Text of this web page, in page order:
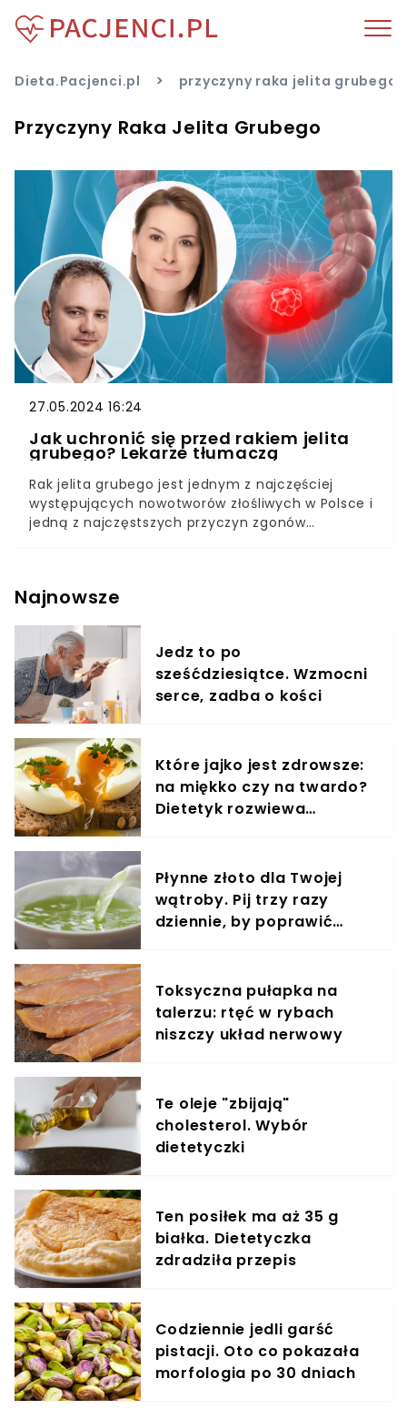
Dieta.Pacjenci.pl > przyczyny raka jelita grubego
Przyczyny Raka Jelita Grubego
27.05.2024 16:24
Jak uchronić się przed rakiem jelita
grubego? Lekarze tłumaczą
Rak jelita grubego jest jednym z najczęściej
występujących nowotworów złośliwych w Polsce i
jedną z najczęstszych przyczyn zgonów
grubego mamy około 12 tysięcy - powiedział lek.
są różne, jednak ogromny wpływ na jego rozwój
mają nasze codzienne nawyki. Jak zapobiegać
rakowi jelita grubego? Artykuł powstał na
podstawie rozmów ze specjalistami:
gastroenterologiem lek. Jackiem Kowerzanow
– Domańską.
Najnowsze
Jedz to po
sześćdziesiątce. Wzmocni
serce, zadba o kości
Które jajko jest zdrowsze:
na miękko czy na twardo?
Dietetyk rozwiewa
Płynne złoto dla Twojej
wątroby. Pij trzy razy
dziennie, by poprawić
Toksyczna pułapka na
talerzu: rtęć w rybach
niszczy układ nerwowy
Te oleje "zbijają"
cholesterol. Wybór
dietetyczki
Ten posiłek ma aż 35 g
białka. Dietetyczka
zdradziła przepis
Codziennie jedli garść
pistacji. Oto co pokazała
morfologia po 30 dniach